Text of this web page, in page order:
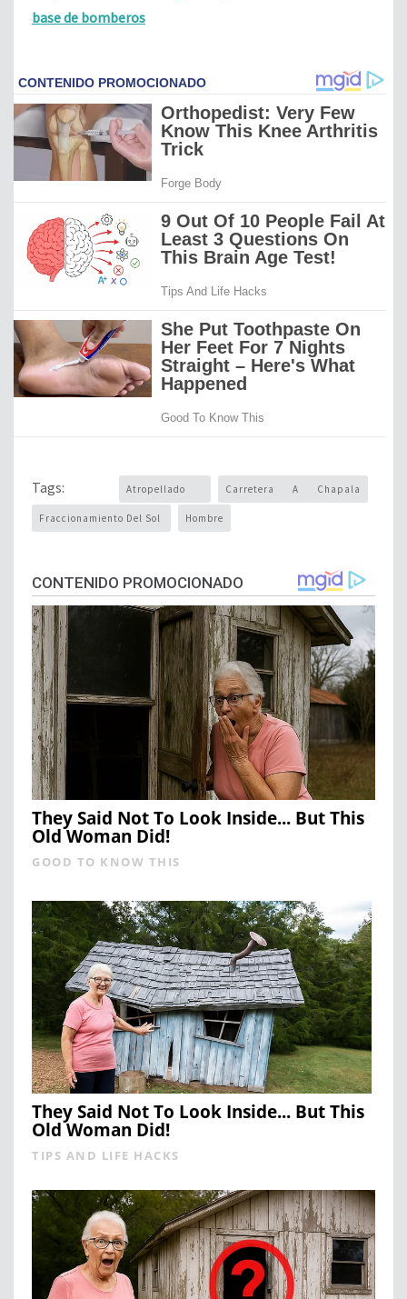
base de bomberos
Tags: Atropellado Carretera A Chapala
Fraccionamiento Del Sol Hombre
CONTENIDO PROMOCIONADO
They Said Not To Look Inside... But This
Old Woman Did!
GOOD TO KNOW THIS
They Said Not To Look Inside... But This
Old Woman Did!
TIPS AND LIFE HACKS